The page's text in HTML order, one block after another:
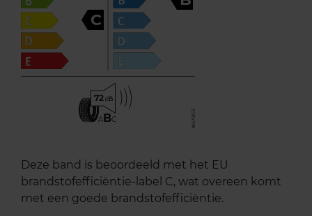
C
72
ABC
Deze band is beoordeeld met het EU
brandstofefficiëntie-label C, wat overeen komt
met een goede brandstofefficiëntie.